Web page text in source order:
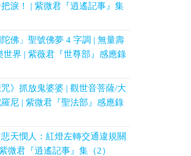
淚！ | 紫微君『逍遙記事』集
陀佛」聖號佛夢 4 字調 | 無量壽
世界 | 紫薇君『世尊部』感應錄
咒》抓放鬼婆婆 | 觀世音菩薩/大
尼 | 紫微君『聖法部』感應錄
天憫人：紅燈左轉交通違規關
微君『逍遙記事』集（2）